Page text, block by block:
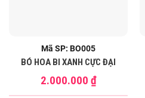
Mã SP: BO005
BÓ HOA BI XANH CỰC ĐẠI
2.000.000 ₫